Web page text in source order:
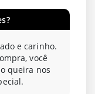
e carinho.
você
queira nos